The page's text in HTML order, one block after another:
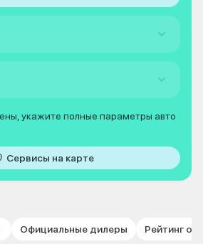
укажите полные параметры авто
Сервисы на карте
Официальные дилеры Рейтинг